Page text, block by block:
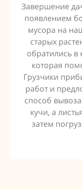
Завершение
появлением
мусора на
старых
обратились в
которая
Грузчики
работ и
способ
кучи, а
затем